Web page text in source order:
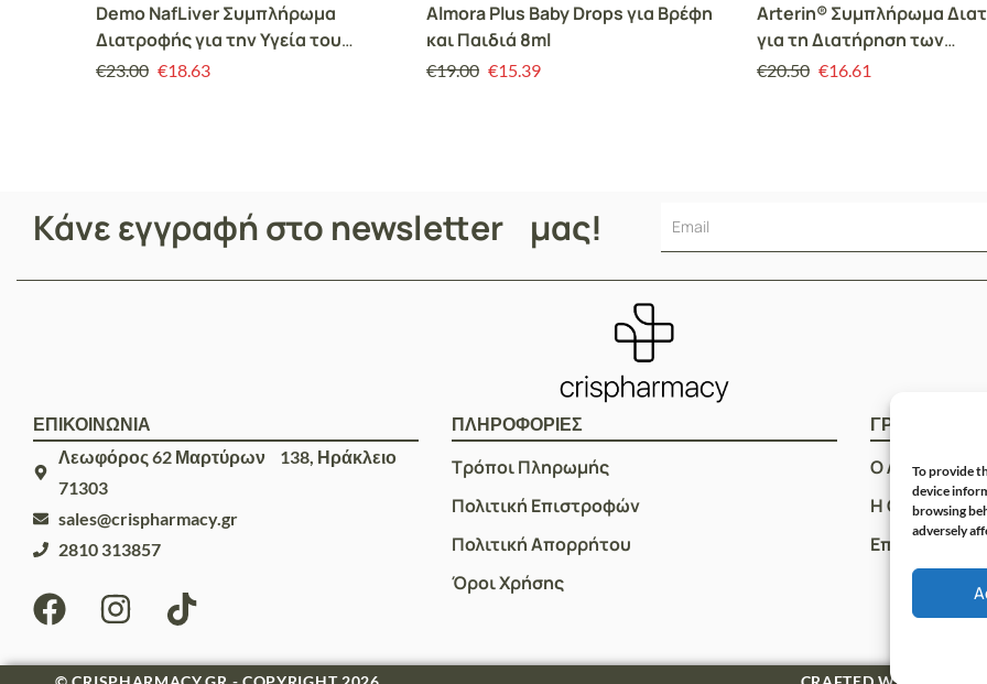
To provide
device
browsing
adversely
Demo NafLiver Συμπλήρωμα
Διατροφής για την Υγεία του
Ήπατος, 30 Δισκία
€23.00 €18.63
Almora Plus Baby Drops για Βρέφη
και Παιδιά 8ml
€19.00 €15.39
Arterin® Συμπλήρωμα
για τη Διατήρηση των
Φυσιολογικών Επιπέδων
€20.50 €16.61
Κάνε εγγραφή στο newsletter μας!
ΕΠΙΚΟΙΝΩΝΙΑ
Λεωφόρος 62 Μαρτύρων 138, Ηράκλειο
71303
sales@crispharmacy.gr
2810 313857
ΠΛΗΡΟΦΟΡΙΕΣ
Τρόποι Πληρωμής
Πολιτική Επιστροφών
Πολιτική Απορρήτου
Όροι Χρήσης
ΓΡΗΓΟΡOI
Ο
Η Ομάδα μας
Επικοινωνία